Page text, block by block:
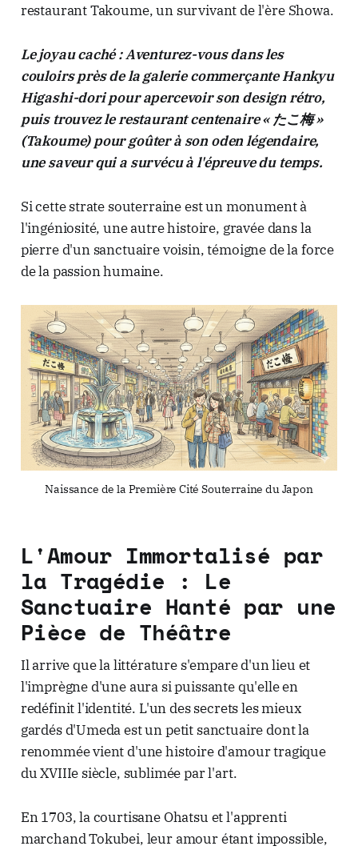
restaurant Takoume, un survivant de l'ère Showa.
Le joyau caché : Aventurez-vous dans les
couloirs près de la galerie commerçante Hankyu
Higashi-dori pour apercevoir son design rétro,
puis trouvez le restaurant centenaire « たこ梅 »
(Takoume) pour goûter à son oden légendaire,
une saveur qui a survécu à l'épreuve du temps.
Si cette strate souterraine est un monument à
l'ingéniosité, une autre histoire, gravée dans la
pierre d'un sanctuaire voisin, témoigne de la force
de la passion humaine.
Naissance de la Première Cité Souterraine du Japon
L'Amour Immortalisé par
la Tragédie : Le
Sanctuaire Hanté par une
Pièce de Théâtre
Il arrive que la littérature s'empare d'un lieu et
l'imprègne d'une aura si puissante qu'elle en
redéfinit l'identité. L'un des secrets les mieux
gardés d'Umeda est un petit sanctuaire dont la
renommée vient d'une histoire d'amour tragique
du XVIIIe siècle, sublimée par l'art.
En 1703, la courtisane Ohatsu et l'apprenti
marchand Tokubei, leur amour étant impossible,